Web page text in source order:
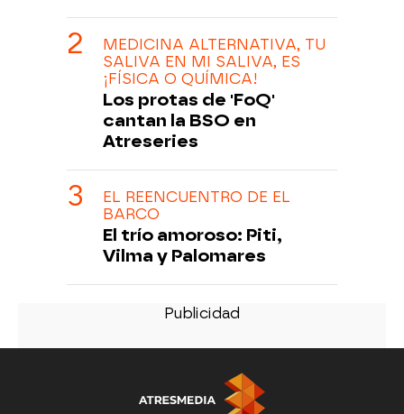
MEDICINA ALTERNATIVA, TU
SALIVA EN MI SALIVA, ES
¡FÍSICA O QUÍMICA!
Los protas de 'FoQ'
cantan la BSO en
Atreseries
EL REENCUENTRO DE EL
BARCO
El trío amoroso: Piti,
Vilma y Palomares